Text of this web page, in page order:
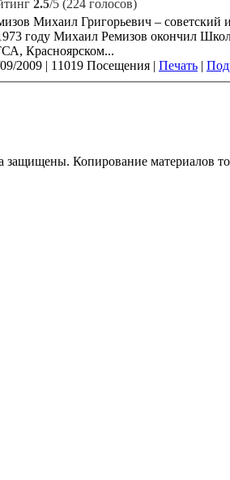
2.5/5 (224 голосов)
Михаил Григорьевич – советский
году Михаил Ремизов окончил Школу-
Красноярском...
2009 | 11019 Посещения | Печать |
защищены. Копирование материалов